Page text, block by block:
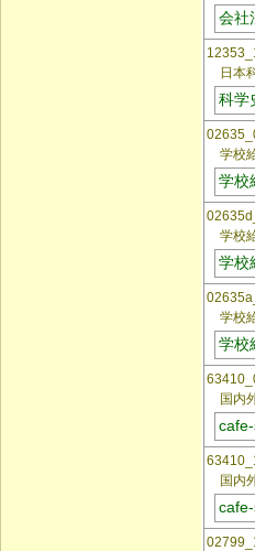
会
日本
科
学校
学校
学校
学校
学校
学校
国内
国内